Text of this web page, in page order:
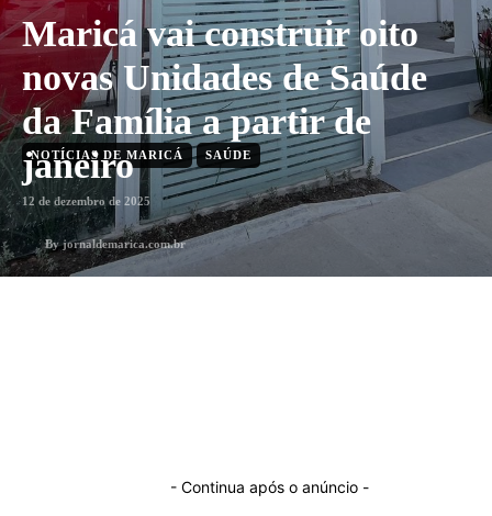
Maricá vai construir oito
novas Unidades de Saúde
da Família a partir de
janeiro
NOTÍCIAS DE MARICÁ SAÚDE
12 de dezembro de 2025
By jornaldemarica.com.br
- Continua após o anúncio -